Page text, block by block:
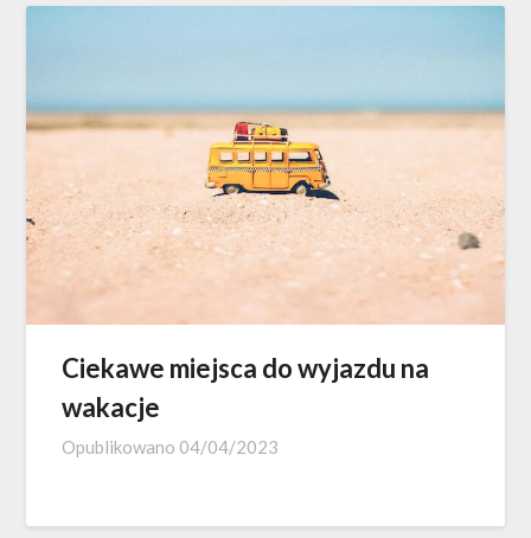
Ciekawe miejsca do wyjazdu na
wakacje
Opublikowano 04/04/2023